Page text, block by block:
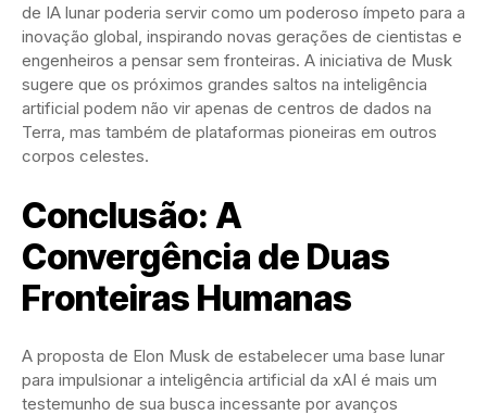
de IA lunar poderia servir como um poderoso ímpeto para a
inovação global, inspirando novas gerações de cientistas e
engenheiros a pensar sem fronteiras. A iniciativa de Musk
sugere que os próximos grandes saltos na inteligência
artificial podem não vir apenas de centros de dados na
Terra, mas também de plataformas pioneiras em outros
corpos celestes.
Conclusão: A
Convergência de Duas
Fronteiras Humanas
A proposta de Elon Musk de estabelecer uma base lunar
para impulsionar a inteligência artificial da xAI é mais um
testemunho de sua busca incessante por avanços